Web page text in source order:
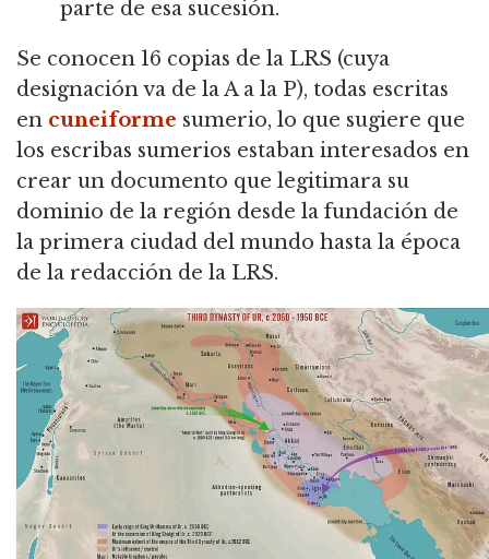
parte de esa sucesión.
Se conocen 16 copias de la LRS (cuya
designación va de la A a la P), todas escritas
en cuneiforme sumerio, lo que sugiere que
los escribas sumerios estaban interesados en
crear un documento que legitimara su
dominio de la región desde la fundación de
la primera ciudad del mundo hasta la época
de la redacción de la LRS.